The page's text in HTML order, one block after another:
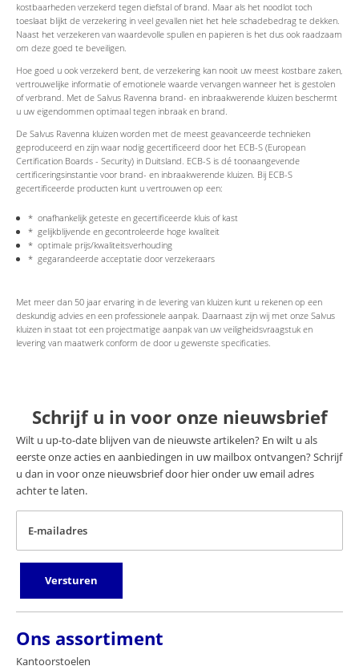
kostbaarheden verzekerd tegen diefstal of brand. Maar als het noodlot toch
toeslaat blijkt de verzekering in veel gevallen niet het hele schadebedrag te dekken.
Naast het verzekeren van waardevolle spullen en papieren is het dus ook raadzaam
om deze goed te beveiligen.
Hoe goed u ook verzekerd bent, de verzekering kan nooit uw meest kostbare zaken,
vertrouwelijke informatie of emotionele waarde vervangen wanneer het is gestolen
of verbrand. Met de Salvus Ravenna brand- en inbraakwerende kluizen beschermt
u uw eigendommen optimaal tegen inbraak en brand.
De Salvus Ravenna kluizen worden met de meest geavanceerde technieken
geproduceerd en zijn waar nodig gecertificeerd door het ECB-S (European
Certification Boards - Security) in Duitsland. ECB-S is dé toonaangevende
certificeringsinstantie voor brand- en inbraakwerende kluizen. Bij ECB-S
gecertificeerde producten kunt u vertrouwen op een:
* onafhankelijk geteste en gecertificeerde kluis of kast
* gelijkblijvende en gecontroleerde hoge kwaliteit
* optimale prijs/kwaliteitsverhouding
* gegarandeerde acceptatie door verzekeraars
Met meer dan 50 jaar ervaring in de levering van kluizen kunt u rekenen op een
deskundig advies en een professionele aanpak. Daarnaast zijn wij met onze Salvus
kluizen in staat tot een projectmatige aanpak van uw veiligheidsvraagstuk en
levering van maatwerk conform de door u gewenste specificaties.
Schrijf u in voor onze nieuwsbrief
Wilt u up-to-date blijven van de nieuwste artikelen? En wilt u als
eerste onze acties en aanbiedingen in uw mailbox ontvangen? Schrijf
u dan in voor onze nieuwsbrief door hier onder uw email adres
achter te laten.
E-mailadres
Versturen
Ons assortiment
Kantoorstoelen